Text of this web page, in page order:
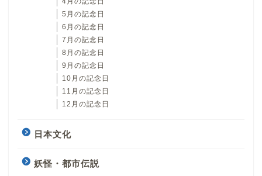
5月の記念日
6月の記念日
7月の記念日
8月の記念日
9月の記念日
10月の記念日
11月の記念日
12月の記念日
日本文化
妖怪・都市伝説